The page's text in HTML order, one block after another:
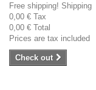
Free shipping! Shipping
0,00 € Tax
0,00 € Total
Prices are tax included
Check out